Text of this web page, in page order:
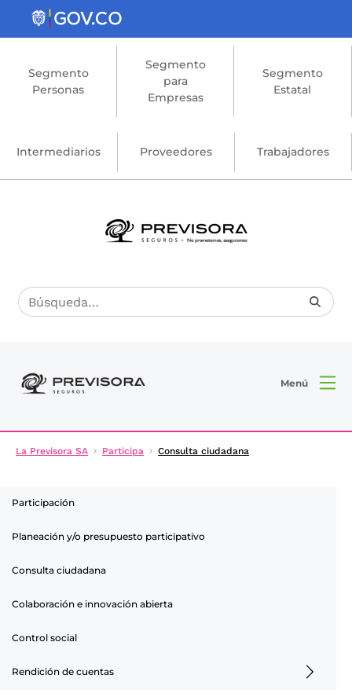
Saltar al contenido principal
Segmento
Personas
Segmento
para
Empresas
Segmento
Estatal
Intermediarios Proveedores Trabajadores
Menú
La Previsora SA Participa Consulta ciudadana
Participación
Planeación y/o presupuesto participativo
Consulta ciudadana
Colaboración e innovación abierta
Control social
Rendición de cuentas